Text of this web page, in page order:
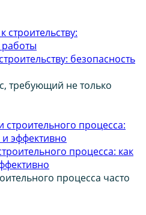
безопасность
требующий не только
процесса: как
процесса часто